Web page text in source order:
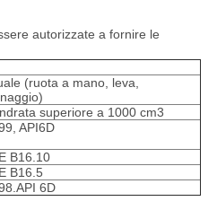
autorizzate a fornire le
(ruota a mano, leva,
superiore a 1000 cm3
API6D
B16.10
B16.5
6D